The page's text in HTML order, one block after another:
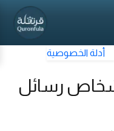
أدلة الخصوصية
رسائل